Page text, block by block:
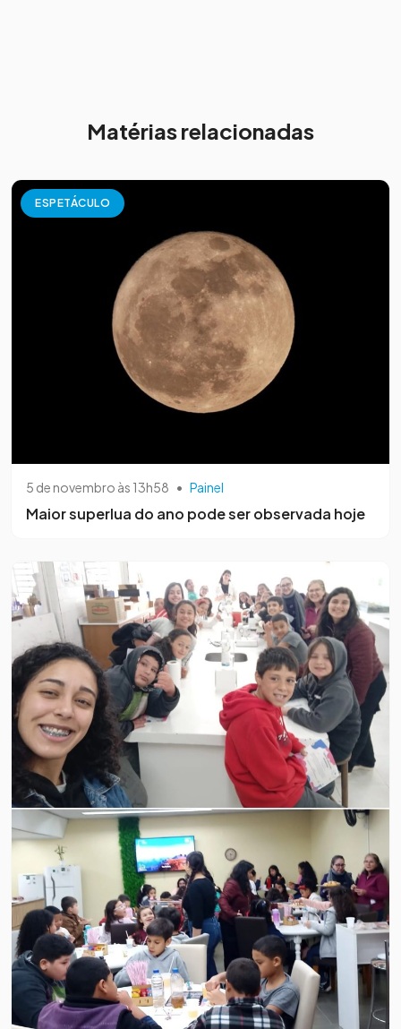
Matérias relacionadas
ESPETÁCULO
5 de novembro às 13h58 • Painel
Maior superlua do ano pode ser observada hoje